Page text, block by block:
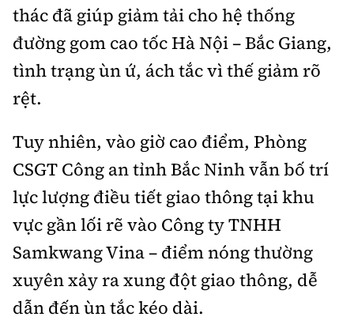
thác đã giúp giảm tải cho hệ thống
đường gom cao tốc Hà Nội – Bắc Giang,
tình trạng ùn ứ, ách tắc vì thế giảm rõ
rệt.
Tuy nhiên, vào giờ cao điểm, Phòng
CSGT Công an tỉnh Bắc Ninh vẫn bố trí
lực lượng điều tiết giao thông tại khu
vực gần lối rẽ vào Công ty TNHH
Samkwang Vina – điểm nóng thường
xuyên xảy ra xung đột giao thông, dễ
dẫn đến ùn tắc kéo dài.